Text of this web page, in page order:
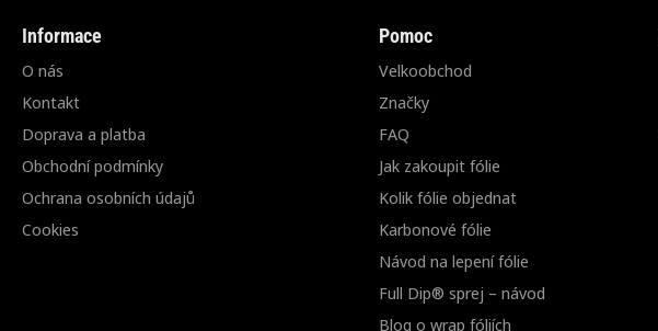
Informace
O nás
Kontakt
Doprava a platba
Obchodní podmínky
Ochrana osobních údajů
Cookies
Pomoc
Velkoobchod
Značky
FAQ
Jak zakoupit fólie
Kolik fólie objednat
Karbonové fólie
Návod na lepení fólie
Full Dip® sprej – návod
Blog o wrap fóliích